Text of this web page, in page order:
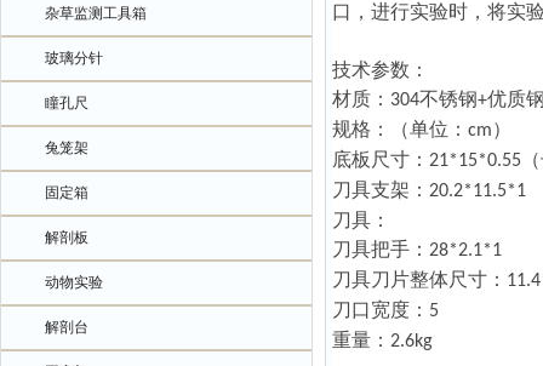
杂草监测工具箱
玻璃分针
瞳孔尺
兔笼架
固定箱
解剖板
动物实验
解剖台
口，进行实验时，将实
技术参数：
材质： 304不锈钢+优质
规格：（单位： cm）
底板尺寸： 21*15*0.55
刀具支架： 20.2*11.5*1
刀具：
刀具把手： 28*2.1*1
刀具刀片整体尺寸：
刀口宽度： 5
重量： 2.6kg